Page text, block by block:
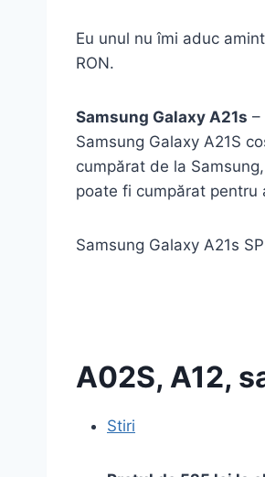
Eu unul nu îmi aduc
RON.
Samsung Galaxy A21s –
Samsung Galaxy A21S
cumpărat de la
poate fi cumpărat pentru
Samsung Galaxy A21s
A02S, A12,
Stiri